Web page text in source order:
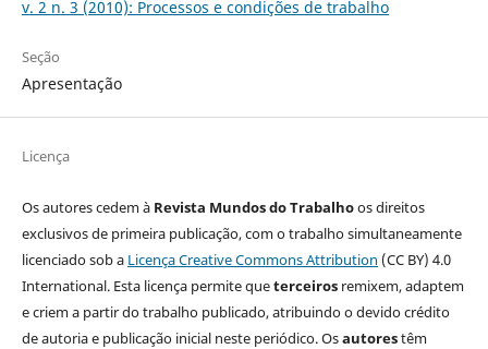
v. 2 n. 3 (2010): Processos e condições de trabalho
Seção
Apresentação
Licença
Os autores cedem à Revista Mundos do Trabalhoos direitos
exclusivos de primeira publicação, com o trabalho simultaneamente
licenciado sob a Licença Creative Commons Attribution (CC BY) 4.0
International. Esta licença permite queterceirosremixem, adaptem
e criem a partir do trabalho publicado, atribuindo o devido crédito
de autoria e publicação inicial neste periódico. Osautorestêm